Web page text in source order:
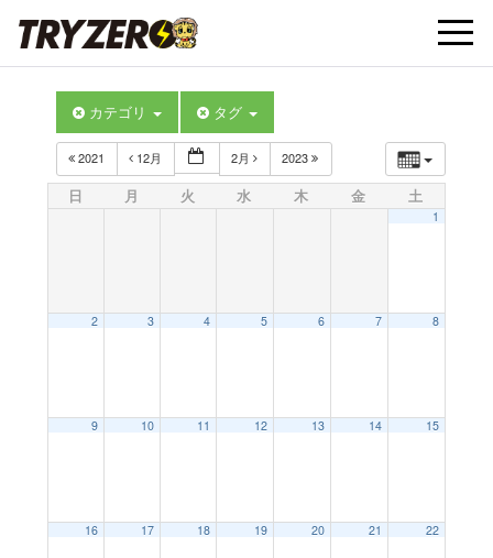
t
カテゴリ タグ
2021 12月 2月 2023
日 月 火 水 木 金 土
1
2 3 4 5 6 7 8
9 10 11 12 13 14 15
16 17 18 19 20 21 22